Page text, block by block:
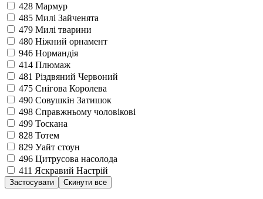
428 Мармур
485 Милі Зайченята
479 Милі тварини
480 Ніжний орнамент
946 Нормандія
414 Плюмаж
481 Різдвяний Червоний
475 Снігова Королева
490 Совушкін Затишок
498 Справжньому чоловікові
499 Тоскана
828 Тотем
829 Уайт стоун
496 Цитрусова насолода
411 Яскравий Настрій